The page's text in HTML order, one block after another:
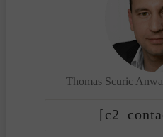
Thomas Scuric